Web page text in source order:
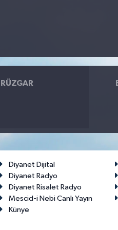
RÜZGAR
Diyanet Dijital
Diyanet Radyo
Diyanet Risalet Radyo
Mescid-i Nebi Canlı Yayın
Künye